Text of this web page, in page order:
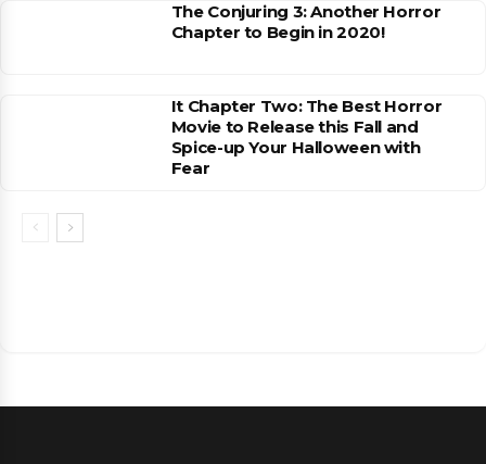
The Conjuring 3: Another Horror
Chapter to Begin in 2020!
It Chapter Two: The Best Horror
Movie to Release this Fall and
Spice-up Your Halloween with
Fear